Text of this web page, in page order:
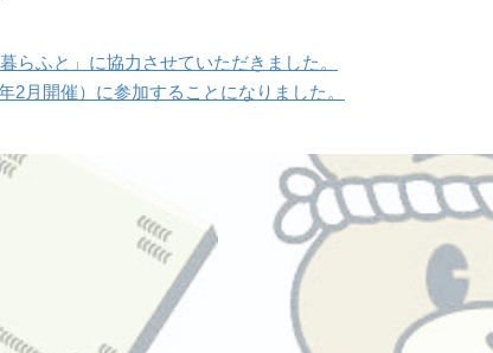
らふと」に協力させていただきました。
2月開催）に参加することになりました。